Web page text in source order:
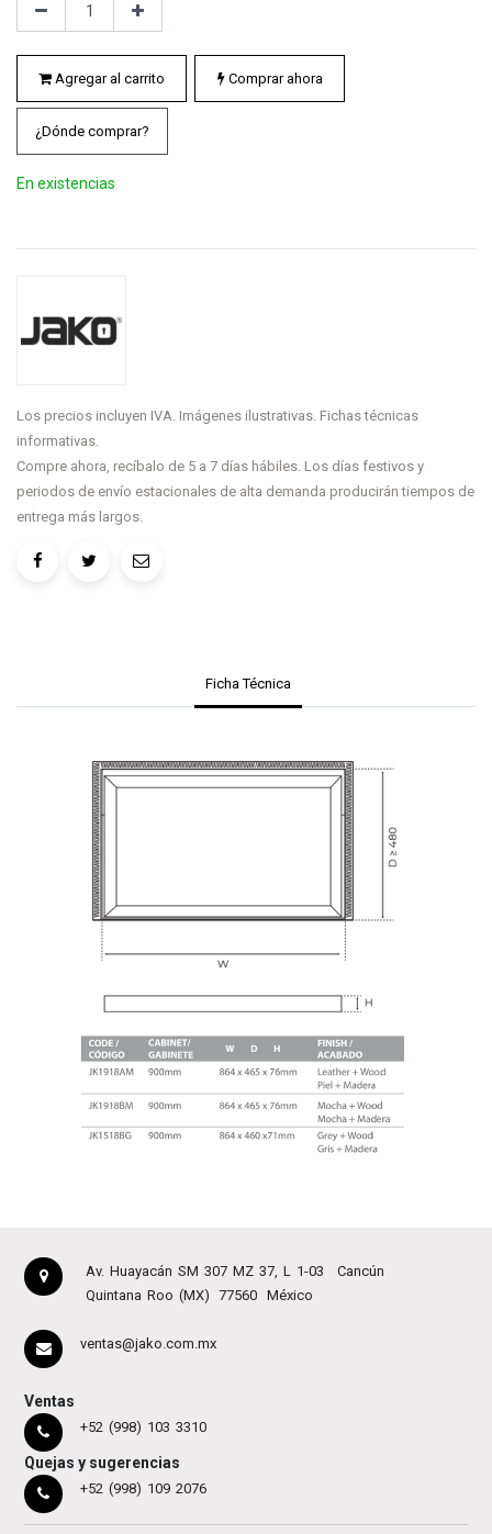
Agregar al carrito Comprar ahora
¿Dónde comprar?
En existencias
Los precios incluyen IVA. Imágenes ilustrativas. Fichas técnicas
informativas.
Compre ahora, recíbalo de 5 a 7 días hábiles. Los días festivos y
periodos de envío estacionales de alta demanda producirán tiempos de
entrega más largos.
Ficha Técnica
Av. Huayacán SM 307 MZ 37, L 1-03
Cancún
Quintana Roo (MX)
77560 México
ventas@jako.com.mx
Ventas
+52 (998) 103 3310
Quejas y sugerencias
+52 (998) 109 2076